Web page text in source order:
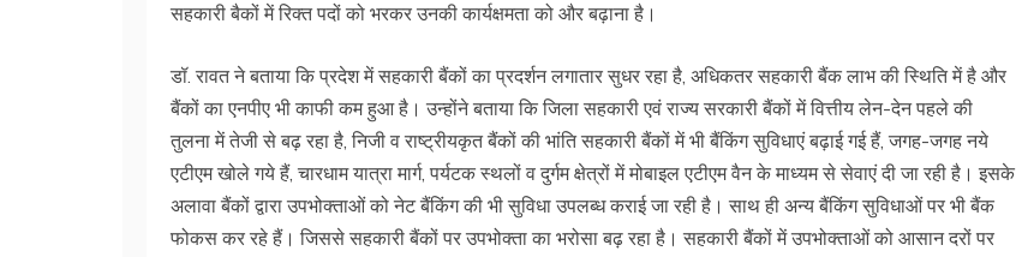
सहकारी बैकों में रिक्त पदों को भरकर उनकी कार्यक्षमता को और बढ़ाना है।
डॉ. रावत ने बताया कि प्रदेश में सहकारी बैंकों का प्रदर्शन लगातार सुधर रहा है, अधिकतर सहकारी बैंक लाभ की स्थिति में है और
बैंकों का एनपीए भी काफी कम हुआ है। उन्होंने बताया कि जिला सहकारी एवं राज्य सरकारी बैंकों में वित्तीय लेन-देन पहले की
तुलना में तेजी से बढ़ रहा है, निजी व राष्ट्रीयकृत बैंकों की भांति सहकारी बैंकों में भी बैंकिंग सुविधाएं बढ़ाई गई हैं, जगह-जगह नये
एटीएम खोले गये हैं, चारधाम यात्रा मार्ग, पर्यटक स्थलों व दुर्गम क्षेत्रों में मोबाइल एटीएम वैन के माध्यम से सेवाएं दी जा रही है। इसके
अलावा बैंकों द्वारा उपभोक्ताओं को नेट बैंकिंग की भी सुविधा उपलब्ध कराई जा रही है। साथ ही अन्य बैंकिंग सुविधाओं पर भी बैंक
फोकस कर रहे हैं। जिससे सहकारी बैंकों पर उपभोक्ता का भरोसा बढ़ रहा है। सहकारी बैंकों में उपभोक्ताओं को आसान दरों पर